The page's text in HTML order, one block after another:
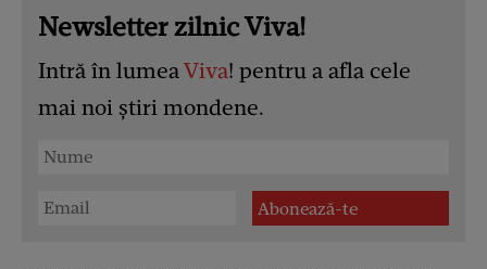
Newsletter zilnic Viva!
Intră în lumeaViva! pentru a afla cele
mai noi știri mondene.